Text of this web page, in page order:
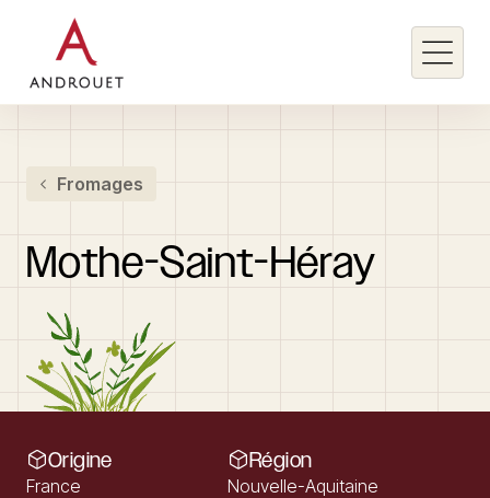
Rechercher un mot clé
Fromages
Mothe-Saint-Héray
Origine
France
Région
Nouvelle-Aquitaine